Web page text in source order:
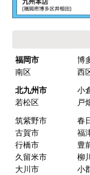
福岡市 博
南区
西
北九州市
小
若松区
戸
筑紫野市
春
古賀市
福
行橋市
豊
久留米市
柳
大川市
小